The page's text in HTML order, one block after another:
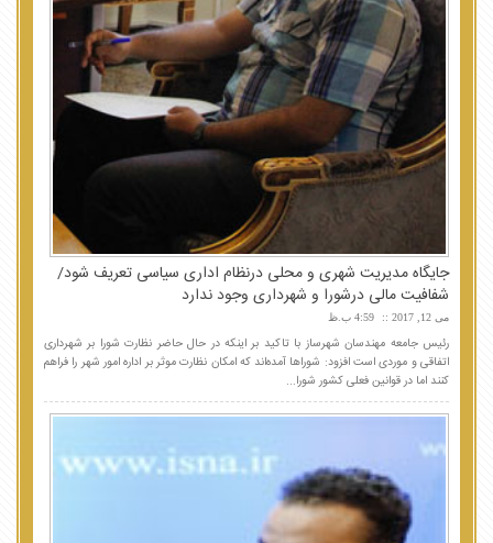
جایگاه مدیریت شهری و محلی درنظام اداری سیاسی تعریف شود/
شفافیت مالی درشورا و شهرداری وجود ندارد
می 12, 2017 4:59 ب.ظ
رئیس جامعه مهندسان شهرساز با تاکید بر اینکه در حال حاضر نظارت شورا بر شهرداری
اتفاقی و موردی است افزود: شوراها آمده‌اند که امکان نظارت موثر بر اداره امور شهر را فراهم
کنند اما در قوانین فعلی کشور شورا...